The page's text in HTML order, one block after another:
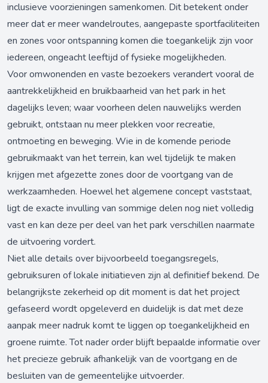
inclusieve voorzieningen samenkomen. Dit betekent onder
meer dat er meer wandelroutes, aangepaste sportfaciliteiten
en zones voor ontspanning komen die toegankelijk zijn voor
iedereen, ongeacht leeftijd of fysieke mogelijkheden.
Voor omwonenden en vaste bezoekers verandert vooral de
aantrekkelijkheid en bruikbaarheid van het park in het
dagelijks leven; waar voorheen delen nauwelijks werden
gebruikt, ontstaan nu meer plekken voor recreatie,
ontmoeting en beweging. Wie in de komende periode
gebruikmaakt van het terrein, kan wel tijdelijk te maken
krijgen met afgezette zones door de voortgang van de
werkzaamheden. Hoewel het algemene concept vaststaat,
ligt de exacte invulling van sommige delen nog niet volledig
vast en kan deze per deel van het park verschillen naarmate
de uitvoering vordert.
Niet alle details over bijvoorbeeld toegangsregels,
gebruiksuren of lokale initiatieven zijn al definitief bekend. De
belangrijkste zekerheid op dit moment is dat het project
gefaseerd wordt opgeleverd en duidelijk is dat met deze
aanpak meer nadruk komt te liggen op toegankelijkheid en
groene ruimte. Tot nader order blijft bepaalde informatie over
het precieze gebruik afhankelijk van de voortgang en de
besluiten van de gemeentelijke uitvoerder.